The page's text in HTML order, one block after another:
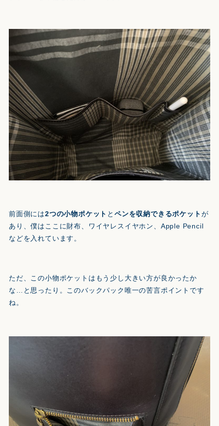
前面側には2つの小物ポケット とペンを収納できるポケットが
あり、僕はここに財布、ワイヤレスイヤホン、Apple Pencil
などを入れています。
ただ、この小物ポケットはもう少し大きい方が良かったか
な…と思ったり。このバックパック唯一の苦言ポイントです
ね。